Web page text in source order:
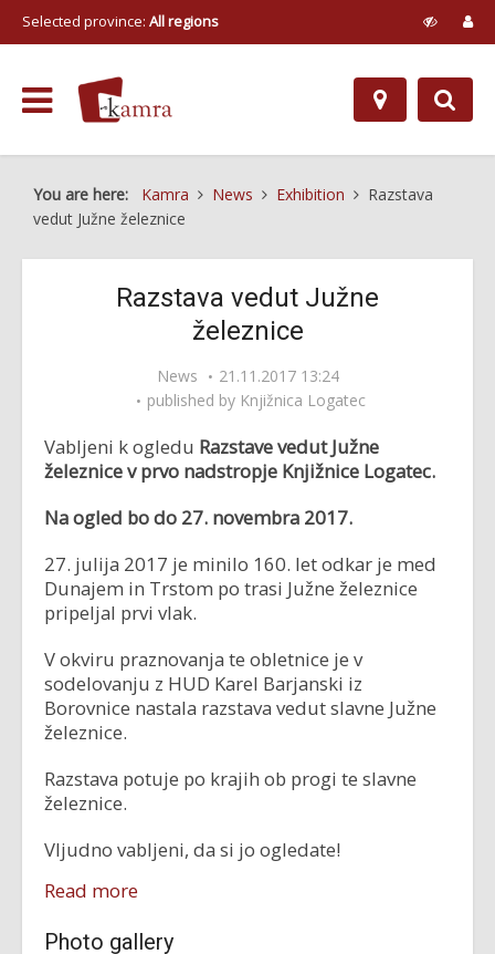
Selected province: All regions
You are here: Kamra News Exhibition
Razstava
vedut Južne železnice
Razstava vedut Južne
železnice
News
21.11.2017 13:24
published by Knjižnica Logatec
Vabljeni k ogledu Razstave vedut Južne
železnice v prvo nadstropje Knjižnice Logatec.
Na ogled bo do 27. novembra 2017.
27. julija 2017 je minilo 160. let odkar je med
Dunajem in Trstom po trasi Južne železnice
pripeljal prvi vlak.
V okviru praznovanja te obletnice je v
sodelovanju z HUD Karel Barjanski iz
Borovnice nastala razstava vedut slavne Južne
železnice.
Razstava potuje po krajih ob progi te slavne
železnice.
Vljudno vabljeni, da si jo ogledate!
Read more
Photo gallery